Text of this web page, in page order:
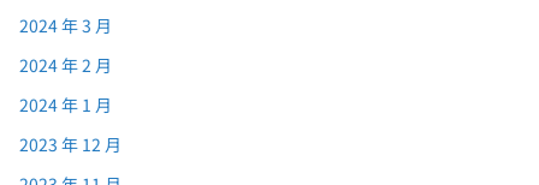
2024 年 3 月
2024 年 2 月
2024 年 1 月
2023 年 12 月